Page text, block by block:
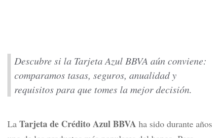
Descubre si la Tarjeta Azul BBVA aún conviene:
comparamos tasas, seguros, anualidad y
requisitos para que tomes la mejor decisión.
La Tarjeta de Crédito Azul BBVA ha sido durante años